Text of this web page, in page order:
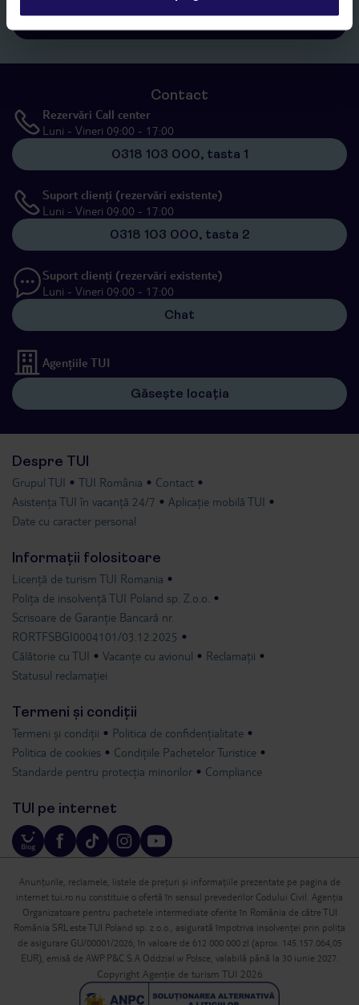
Contact
Rezervări Call center
Luni - Vineri 09:00 - 17:00
0318 103 000, tasta 1
Suport clienți (rezervări existente)
Luni - Vineri 09:00 - 17:00
0318 103 000, tasta 2
Suport clienți (rezervări existente)
Luni - Vineri 09:00 - 17:00
Chat
Agențiile TUI
Găsește locația
Despre TUI
Grupul TUI TUI România
Contact
Asistența TUI în vacanță 24/7
Aplicație mobilă TUI
Date cu caracter personal
Informații folositoare
Licență de turism TUI Romania
Polița de insolvență TUI Poland sp. Z.o.o.
Scrisoare de Garanție Bancară nr.
RORTFSBGI0004101/03.12.2025
Călătorie cu TUI
Vacanțe cu avionul
Reclamații
Statusul reclamației
Termeni și condiții
Termeni și condiții
Politica de confidențialitate
Politica de cookies
Condițiile Pachetelor Turistice
Standarde pentru protecția minorilor
Compliance
TUI pe internet
Anunțurile, reclamele, listele de prețuri și informațiile prezentate pe pagina de
internet tui.ro nu constituie o ofertă în sensul prevederilor Codului Civil. Agenția
Organizatoare pentru pachetele intermediate oferite în România de către TUI
România SRL este TUI Poland sp. z.o.o., asigurată împotriva insolvenței prin polița
de asigurare GU/00001/2026, în valoare de 612 000 000 zl (aprox. 145.157.064,05
EUR), emisă de AWP P&C S.A Oddzial w Polsce, valabilă până la 30 iunie 2027.
Copyright Agenție de turism TUI 2026